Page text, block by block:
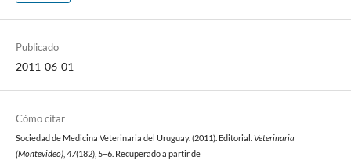
Publicado
2011-06-01
Cómo citar
Sociedad de Medicina Veterinaria del Uruguay. (2011). Editorial. Veterinaria
(Montevideo), 47(182), 5–6. Recuperado a partir de